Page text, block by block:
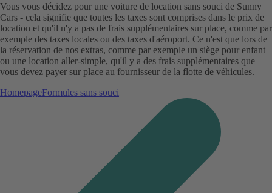
Vous vous décidez pour une voiture de location sans souci de Sunny
Cars - cela signifie que toutes les taxes sont comprises dans le prix de
location et qu'il n'y a pas de frais supplémentaires sur place, comme par
exemple des taxes locales ou des taxes d'aéroport. Ce n'est que lors de
la réservation de nos extras, comme par exemple un siège pour enfant
ou une location aller-simple, qu'il y a des frais supplémentaires que
vous devez payer sur place au fournisseur de la flotte de véhicules.
HomepageFormules sans souci